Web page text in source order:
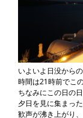
いよいよ日没から
時間は21時前でこ
ちなみにこの日の
夕日を見に集まっ
歓声が沸き上がり、